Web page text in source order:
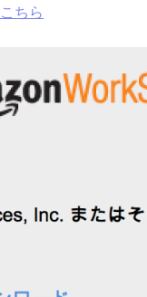
こちら